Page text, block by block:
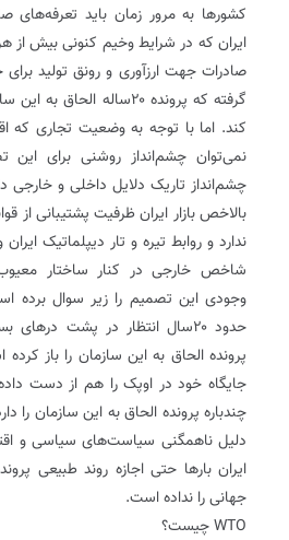
کشورها به مرور زمان باید تعرفه‌های
ایران که در شرایط وخیم کنونی بیش از
صادرات جهت ارزآوری و رونق تولید
گرفته که پرونده ۲۰ساله
کند. اما با توجه به وضعیت تجاری که
نمی‌توان چشم‌انداز روشنی برای
چشم‌انداز تاریک دلایل داخلی و خارجی
بالاخص بازار ایران ظرفیت پشتیبانی از
ندارد و روابط تیره و تار دیپلماتیک
شاخص خارجی در کنار ساختار معیوب
وجودی این تصمیم را زیر سوال برده
حدود ۲۰سال انتظار در پشت
پرونده الحاق به این سازمان را باز
جایگاه خود در اوپک را هم از دست
چندباره پرونده الحاق به این سازمان را
دلیل ناهمگنی سیاست‌های سیاسی و
ایران بارها حتی اجازه روند طبیعی
جهانی را نداده است.
WTO چیست؟